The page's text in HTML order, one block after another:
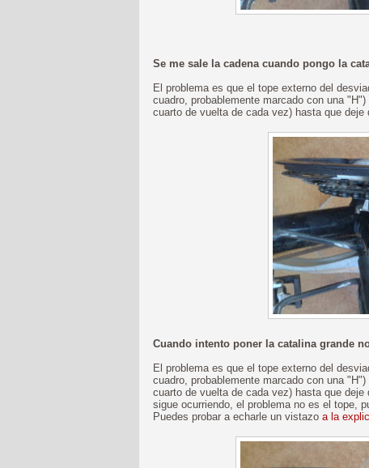
Se me sale la cadena cuando pongo la
El problema es que el tope externo del
cuadro, probablemente marcado con una
cuarto de vuelta de cada vez) hasta que deje
Cuando intento poner la catalina grande
El problema es que el tope externo del
cuadro, probablemente marcado con una
cuarto de vuelta de cada vez) hasta que
sigue ocurriendo, el problema no es el tope,
Puedes probar a echarle un vistazo a la